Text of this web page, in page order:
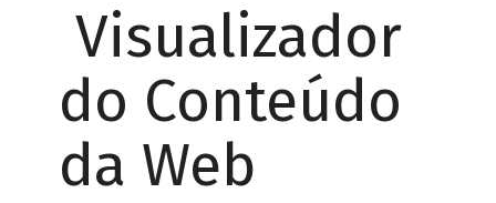
Visualizador
do Conteúdo
da Web